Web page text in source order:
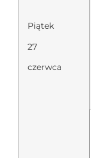
Piątek
27
czerwca